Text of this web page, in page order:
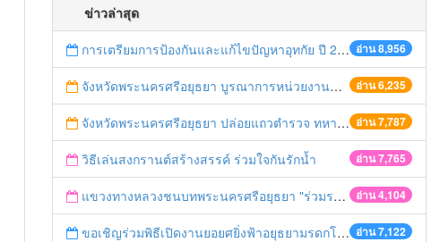
ข่าวล่าสุด
อ่าน 8,956
การเตรียมการป้องกันและแก้ไขปัญหาอุทกัย ปี 2561
อ่าน 6,235
จังหวัดพระนครศรีอยุธยา บูรณาการหน่วยงานที่เกี่ยวข้อง ลงพื้นที่จัดระเบียบและดำเนินมาตรการตามบทลงโทษสูงสุดกับผู้ประกอบการร้านค้าที่ยังฝ่าฝืนตั้งร้านค้ารุกล้ำเขตพื้นที่ทางหลวง เตรียมความปลอดภัยก่อนเทศกาลสงกรานต์
อ่าน 7,787
จังหวัดพระนครศรีอยุธยา ปล่อยแถวตำรวจ ทหาร ฝ่ายปกครอง กว่า 100 นาย ตรวจเข้มท่ารถสาธารณะ สถานีขนส่งรถโดยสาร วินรถตู้ และสถานีรถไฟ เตรียมรับมือเทศกาลสงกรานต์
อ่าน 7,765
วิธีเล่นสงกรานต์สร้างสรรค์ ร่วมใจกันรักน้ำ
อ่าน 4,104
แขวงทางหลวงชนบทพระนครศรีอยุธยา "ร่วมรณรงค์ ขับช้า เปิดไฟหน้า คาดเข็มขัด" เทศกาลสงกรานต์ ปี 2561
อ่าน 7,122
ขอเชิญร่วมพิธีเปิดงานยอยศยิ่งฟ้าอยุธยามรดกโลก